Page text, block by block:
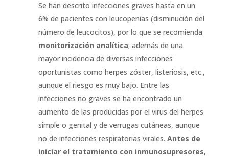
Se han descrito infecciones graves hasta en un
6% de pacientes con leucopenias (disminución del
número de leucocitos), por lo que se recomienda
monitorización analítica; además de una
mayor incidencia de diversas infecciones
oportunistas como herpes zóster, listeriosis, etc.,
aunque el riesgo es muy bajo. Entre las
infecciones no graves se ha encontrado un
aumento de las producidas por el virus del herpes
simple o genital y de verrugas cutáneas, aunque
no de infecciones respiratorias virales. Antes de
iniciar el tratamiento con inmunosupresores,